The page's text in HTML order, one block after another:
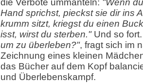
die Verbote ummanteln: "Wenn
Hand sprichst, pieckst sie dir ins
krumm sitzt, kriegst du einen
isst, wirst du sterben."Und so
um zu überleben?", fragt sich im
Zeichnung eines kleinen
das Bücher auf dem Kopf
und Überlebenskampf.